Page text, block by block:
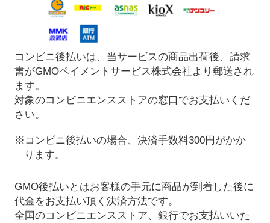
コンビニ後払いは、当サービスの商品出荷後、請求
書がGMOペイメントサービス株式会社より郵送され
ます。
対象のコンビニエンスストアの窓口でお支払いくだ
さい。
※コンビニ後払いの場合、決済手数料300円がかか
ります。
GMO後払いとはお客様の手元に商品が到着した後に
代金をお支払い頂く決済方法です。
全国のコンビニエンスストア、銀行でお支払いいた